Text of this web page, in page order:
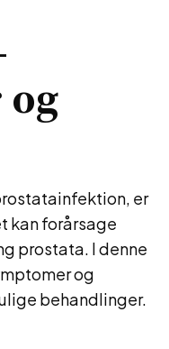
er
kan forårsage
prostata. I denne
og
behandlinger.